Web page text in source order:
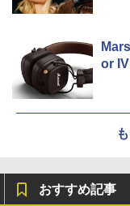
or
おすすめ記事